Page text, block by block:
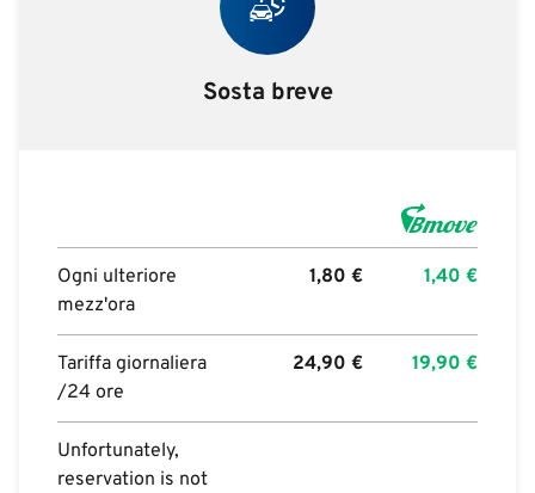
Sosta breve
Ogni ulteriore
mezz'ora
1,80 € 1,40 €
Tariffa giornaliera
/24 ore
24,90 € 19,90 €
Unfortunately,
reservation is not